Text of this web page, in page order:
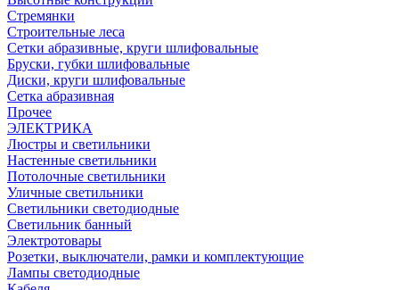
Стремянки
Строительные леса
Сетки абразивные, круги шлифовальные
Бруски, губки шлифовальные
Диски, круги шлифовальные
Сетка абразивная
Прочее
ЭЛЕКТРИКА
Люстры и светильники
Настенные светильники
Потолочные светильники
Уличные светильники
Светильники светодиодные
Светильник банный
Электротовары
Розетки, выключатели, рамки и комплектующие
Лампы светодиодные